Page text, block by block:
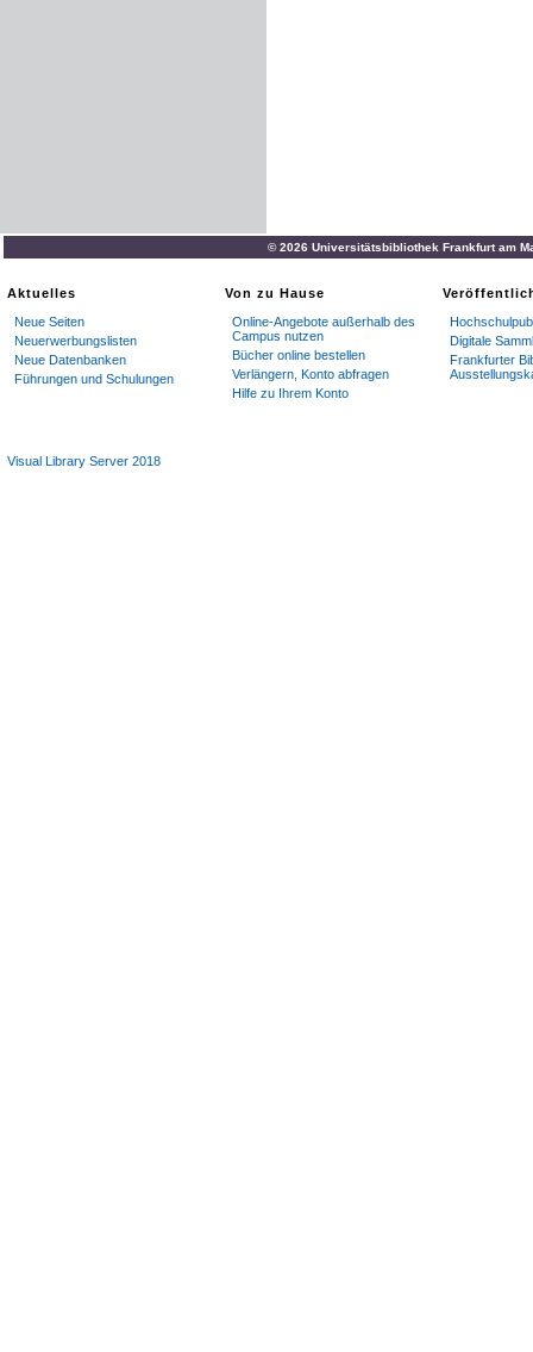
© 2026 Universitätsbibliothek Frankfurt am
Aktuelles
Neue Seiten
Neuerwerbungslisten
Neue Datenbanken
Führungen und Schulungen
Von zu Hause
Online-Angebote außerhalb des
Campus nutzen
Bücher online bestellen
Verlängern, Konto abfragen
Hilfe zu Ihrem Konto
Digitale
Frankfurter
Visual Library Server 2018